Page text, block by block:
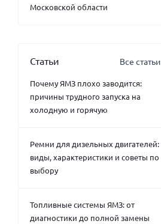
Московской области
Статьи Все статьи
Почему ЯМЗ плохо заводится:
причины трудного запуска на
холодную и горячую
Ремни для дизельных двигателей:
виды, характеристики и советы по
выбору
Топливные системы ЯМЗ: от
диагностики до полной замены